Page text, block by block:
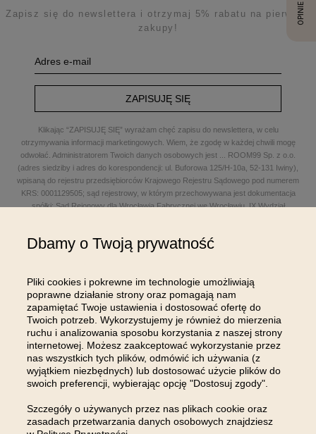
Zapisz się do newslettera i otrzymaj 5% rabatu na pierwsze
zakupy!
ZAPISUJĘ SIĘ
Klikając “ZAPISUJĘ SIĘ” wyrażam chęć zapisu do newslettera, w celu
otrzymywania informacji marketingowych. Wiem, że zgodę w każdej chwili mogę
odwołać. Administratorem Twoich danych osobowych jest
ROOM99 Sp. z o.o.
(adres siedziby i adres do korespondencji: ul. Buforowa 125/H-10a, 52-131 Iwiny),
wpisaną do rejestru przedsiębiorców Krajowego Rejestru Sądowego pod numerem
KRS: 0001129505; sąd rejestrowy, w którym przechowywana jest dokumentacja
spółki: Sąd Rejonowy dla Wrocławia Fabrycznej we Wrocławiu, IX Wydział
poczty elektronicznej: sklep@room99.pl. Zapoznaj się z naszym
OBSŁUGA KLIENTA
INFORMACJE
MOJE KONTO
OPINIE
Dbamy o Twoją prywatność
Pliki cookies i pokrewne im technologie umożliwiają
poprawne działanie strony oraz pomagają nam
zapamiętać Twoje ustawienia i dostosować ofertę do
Twoich potrzeb. Wykorzystujemy je również do mierzenia
ruchu i analizowania sposobu korzystania z naszej strony
internetowej. Możesz zaakceptować wykorzystanie przez
nas wszystkich tych plików, odmówić ich używania (z
wyjątkiem niezbędnych) lub dostosować użycie plików do
swoich preferencji, wybierając opcję "Dostosuj zgody".
Szczegóły o używanych przez nas plikach cookie oraz
zasadach przetwarzania danych osobowych znajdziesz